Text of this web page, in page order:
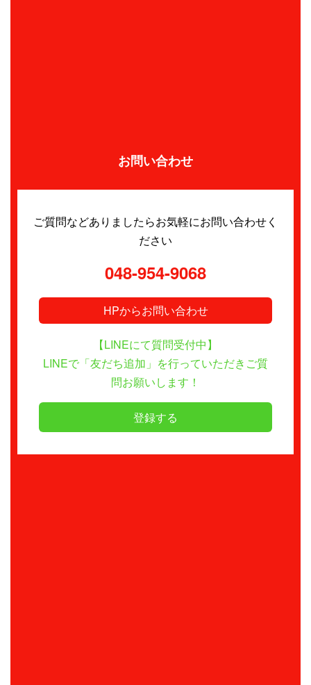
お問い合わせ
ご質問などありましたらお気軽にお問い合わせく
ださい
048-954-9068
HPからお問い合わせ
【LINEにて質問受付中】
LINEで「友だち追加」を行っていただきご質
問お願いします！
登録する